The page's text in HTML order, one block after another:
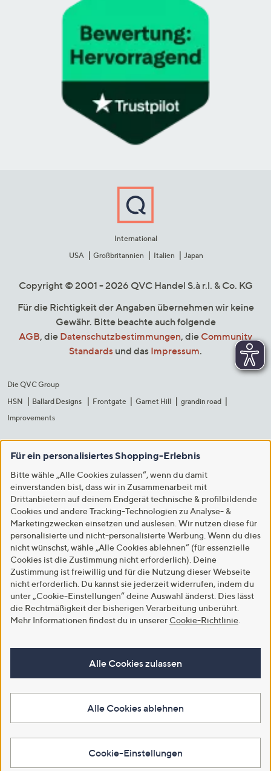
International
USA
Großbritannien Italien Japan
Copyright © 2001 - 2026 QVC Handel S.à r.l. & Co. KG
Für die Richtigkeit der Angaben übernehmen wir keine
Gewähr. Bitte beachte auch folgende
AGB, die Datenschutzbestimmungen, die Community
Standards und das Impressum.
Die QVC Group
HSN
Ballard Designs Frontgate Garnet Hill
grandin road
Improvements
Für ein personalisiertes Shopping-Erlebnis
Bitte wähle „Alle Cookies zulassen“, wenn du damit
einverstanden bist, dass wir in Zusammenarbeit mit
Drittanbietern auf deinem Endgerät technische & profilbildende
Cookies und andere Tracking-Technologien zu Analyse- &
Marketingzwecken einsetzen und auslesen. Wir nutzen diese für
personalisierte und nicht-personalisierte Werbung. Wenn du dies
nicht wünschst, wähle „Alle Cookies ablehnen“ (für essenzielle
Cookies ist die Zustimmung nicht erforderlich). Deine
Zustimmung ist freiwillig und für die Nutzung dieser Webseite
nicht erforderlich. Du kannst sie jederzeit widerrufen, indem du
unter „Cookie-Einstellungen“ deine Auswahl änderst. Dies lässt
die Rechtmäßigkeit der bisherigen Verarbeitung unberührt.
Mehr Informationen findest du in unserer Cookie-Richtlinie
Alle Cookies zulassen
Alle Cookies ablehnen
Cookie-Einstellungen